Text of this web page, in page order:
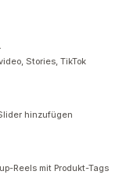
Stories, TikTok
hinzufügen
Reels mit Produkt-Tags